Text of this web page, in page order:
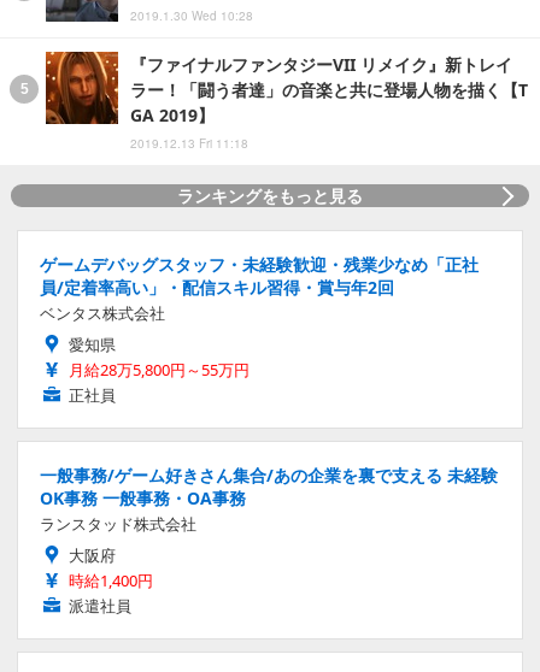
2019.1.30 Wed 10:28
『ファイナルファンタジーVII リメイク』新トレイ
ラー！「闘う者達」の音楽と共に登場人物を描く【T
GA 2019】
2019.12.13 Fri 11:18
ランキングをもっと見る
ゲームデバッグスタッフ・未経験歓迎・残業少なめ「正社
員/定着率高い」・配信スキル習得・賞与年2回
ベンタス株式会社
愛知県
月給28万5,800円～55万円
正社員
一般事務/ゲーム好きさん集合/あの企業を裏で支える 未経験
OK事務 一般事務・OA事務
ランスタッド株式会社
大阪府
時給1,400円
派遣社員